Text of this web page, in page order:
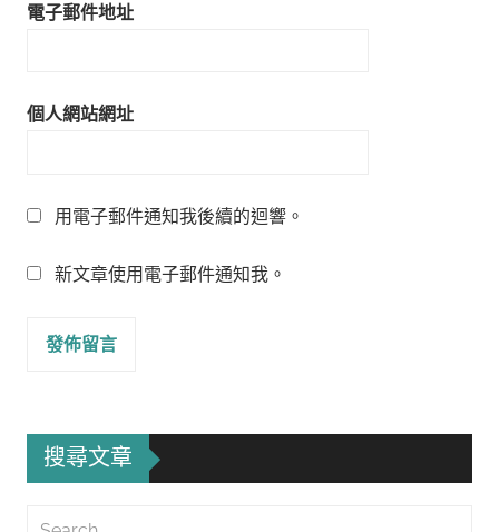
電子郵件地址
個人網站網址
用電子郵件通知我後續的迴響。
新文章使用電子郵件通知我。
搜尋文章
Search